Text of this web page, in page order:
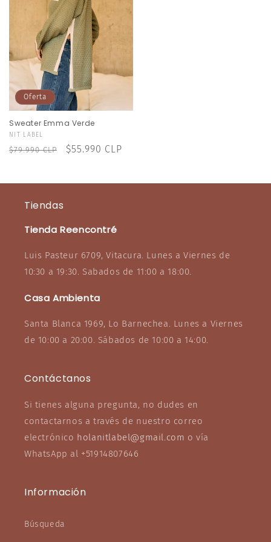
Oferta
Sweater Emma Verde
Proveedor:
NIT LABEL
Precio
$79.990 CLP
Precio
$55.990 CLP
Tiendas
Tienda Reencontré
Luis Pasteur 6709, Vitacura. Lunes a Viernes de
10:30 a 19:30. Sabados de 11:00 a 18:00.
Casa Ambienta
Santa Blanca 1969, Lo Barnechea. Lunes a Viernes
de 10:00 a 20:00. Sábados de 10:00 a 14:00.
Contáctanos
Si tienes alguna pregunta, no dudes en
contactarnos a través de nuestro correo
electrónico holanitlabel@gmail.com o vía
WhatsApp al +51914807646
Información
Búsqueda